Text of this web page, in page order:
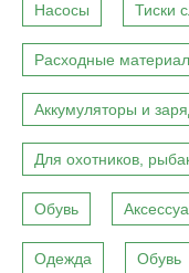
Насосы Тиски
Расходные
Аккумуляторы и
Для охотников,
Обувь
Одежда Обувь